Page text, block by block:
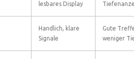
lesbares Display
Handlich, klare
Signale
Gute
weniger